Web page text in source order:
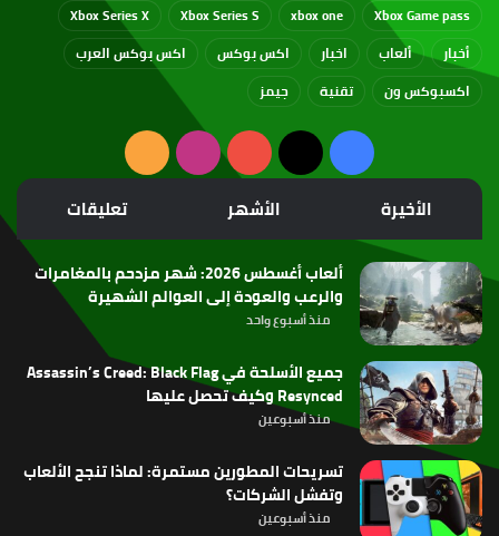
Xbox Game pass
xbox one
Xbox Series S
Xbox Series X
أخبار
ألعاب اخبار اكس بوكس
اكس بوكس العرب
اكسبوكس ون
تقنية جيمز
فيسبوك
‫X
‫YouTubeانستقرامملخص
الموقع
RSS
الأخيرة الأشهر تعليقات
ألعاب أغسطس 2026: شهر مزدحم بالمغامرات
والرعب والعودة إلى العوالم الشهيرة
منذ أسبوع واحد
جميع الأسلحة في Assassin’s Creed: Black Flag
Resynced وكيف تحصل عليها
منذ أسبوعين
تسريحات المطورين مستمرة: لماذا تنجح الألعاب
وتفشل الشركات؟
منذ أسبوعين